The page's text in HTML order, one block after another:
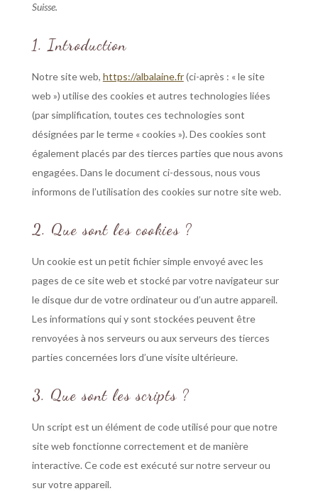
Suisse.
1. Introduction
Notre site web, https://albalaine.fr(ci-après : « le site
web ») utilise des cookies et autres technologies liées
(par simplification, toutes ces technologies sont
désignées par le terme « cookies »). Des cookies sont
également placés par des tierces parties que nous avons
engagées. Dans le document ci-dessous, nous vous
informons de l’utilisation des cookies sur notre site web.
2. Que sont les cookies ?
Un cookie est un petit fichier simple envoyé avec les
pages de ce site web et stocké par votre navigateur sur
le disque dur de votre ordinateur ou d’un autre appareil.
Les informations qui y sont stockées peuvent être
renvoyées à nos serveurs ou aux serveurs des tierces
parties concernées lors d’une visite ultérieure.
3. Que sont les scripts ?
Un script est un élément de code utilisé pour que notre
site web fonctionne correctement et de manière
interactive. Ce code est exécuté sur notre serveur ou
sur votre appareil.